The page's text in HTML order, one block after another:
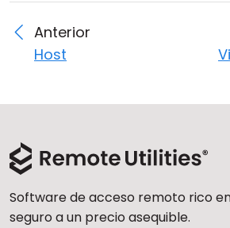
Anterior
Host
Software de acceso remoto rico
seguro a un precio asequible.